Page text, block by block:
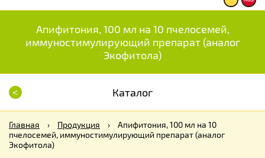
Апифитония, 100 мл на 10 пчелосемей,
иммуностимулирующий препарат (аналог
Экофитола)
< Каталог
Главная › Продукция ›
Апифитония, 100 мл на 10
пчелосемей, иммуностимулирующий препарат (аналог
Экофитола)